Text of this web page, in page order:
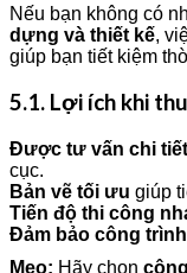
Nếu bạn không có
dựng và thiết kế,
giúp bạn tiết kiệm
5.1. Lợi ích khi
Được tư vấn chi tiết
cục.
Bản vẽ tối ưu giúp
Tiến độ thi công
Đảm bảo công
Mẹo: Hãy chọn